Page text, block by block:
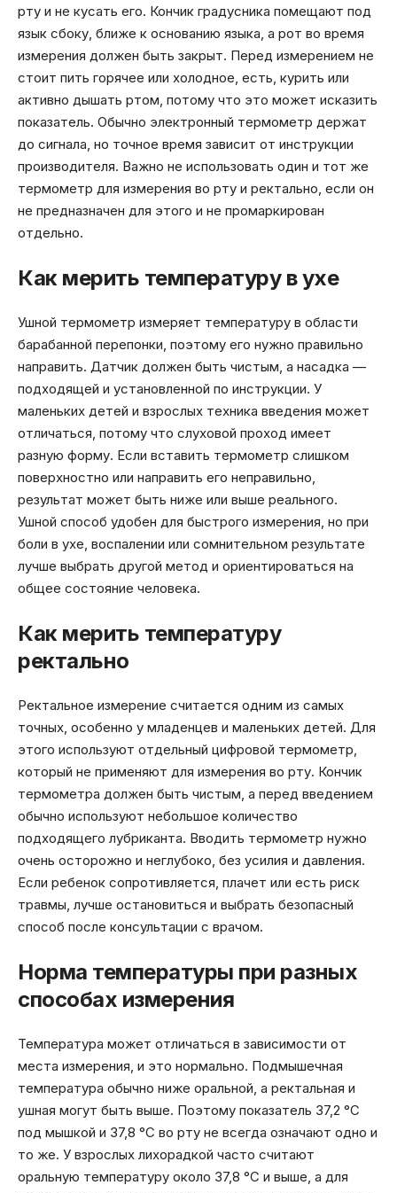
рту и не кусать его. Кончик градусника помещают под
язык сбоку, ближе к основанию языка, а рот во время
измерения должен быть закрыт. Перед измерением не
стоит пить горячее или холодное, есть, курить или
активно дышать ртом, потому что это может исказить
показатель. Обычно электронный термометр держат
до сигнала, но точное время зависит от инструкции
производителя. Важно не использовать один и тот же
термометр для измерения во рту и ректально, если он
не предназначен для этого и не промаркирован
отдельно.
Как мерить температуру в ухе
Ушной термометр измеряет температуру в области
барабанной перепонки, поэтому его нужно правильно
направить. Датчик должен быть чистым, а насадка —
подходящей и установленной по инструкции. У
маленьких детей и взрослых техника введения может
отличаться, потому что слуховой проход имеет
разную форму. Если вставить термометр слишком
поверхностно или направить его неправильно,
результат может быть ниже или выше реального.
Ушной способ удобен для быстрого измерения, но при
боли в ухе, воспалении или сомнительном результате
лучше выбрать другой метод и ориентироваться на
общее состояние человека.
Как мерить температуру
ректально
Ректальное измерение считается одним из самых
точных, особенно у младенцев и маленьких детей. Для
этого используют отдельный цифровой термометр,
который не применяют для измерения во рту. Кончик
термометра должен быть чистым, а перед введением
обычно используют небольшое количество
подходящего лубриканта. Вводить термометр нужно
очень осторожно и неглубоко, без усилия и давления.
Если ребенок сопротивляется, плачет или есть риск
травмы, лучше остановиться и выбрать безопасный
способ после консультации с врачом.
Норма температуры при разных
способах измерения
Температура может отличаться в зависимости от
места измерения, и это нормально. Подмышечная
температура обычно ниже оральной, а ректальная и
ушная могут быть выше. Поэтому показатель 37,2 °C
под мышкой и 37,8 °C во рту не всегда означают одно и
то же. У взрослых лихорадкой часто считают
оральную температуру около 37,8 °C и выше, а для